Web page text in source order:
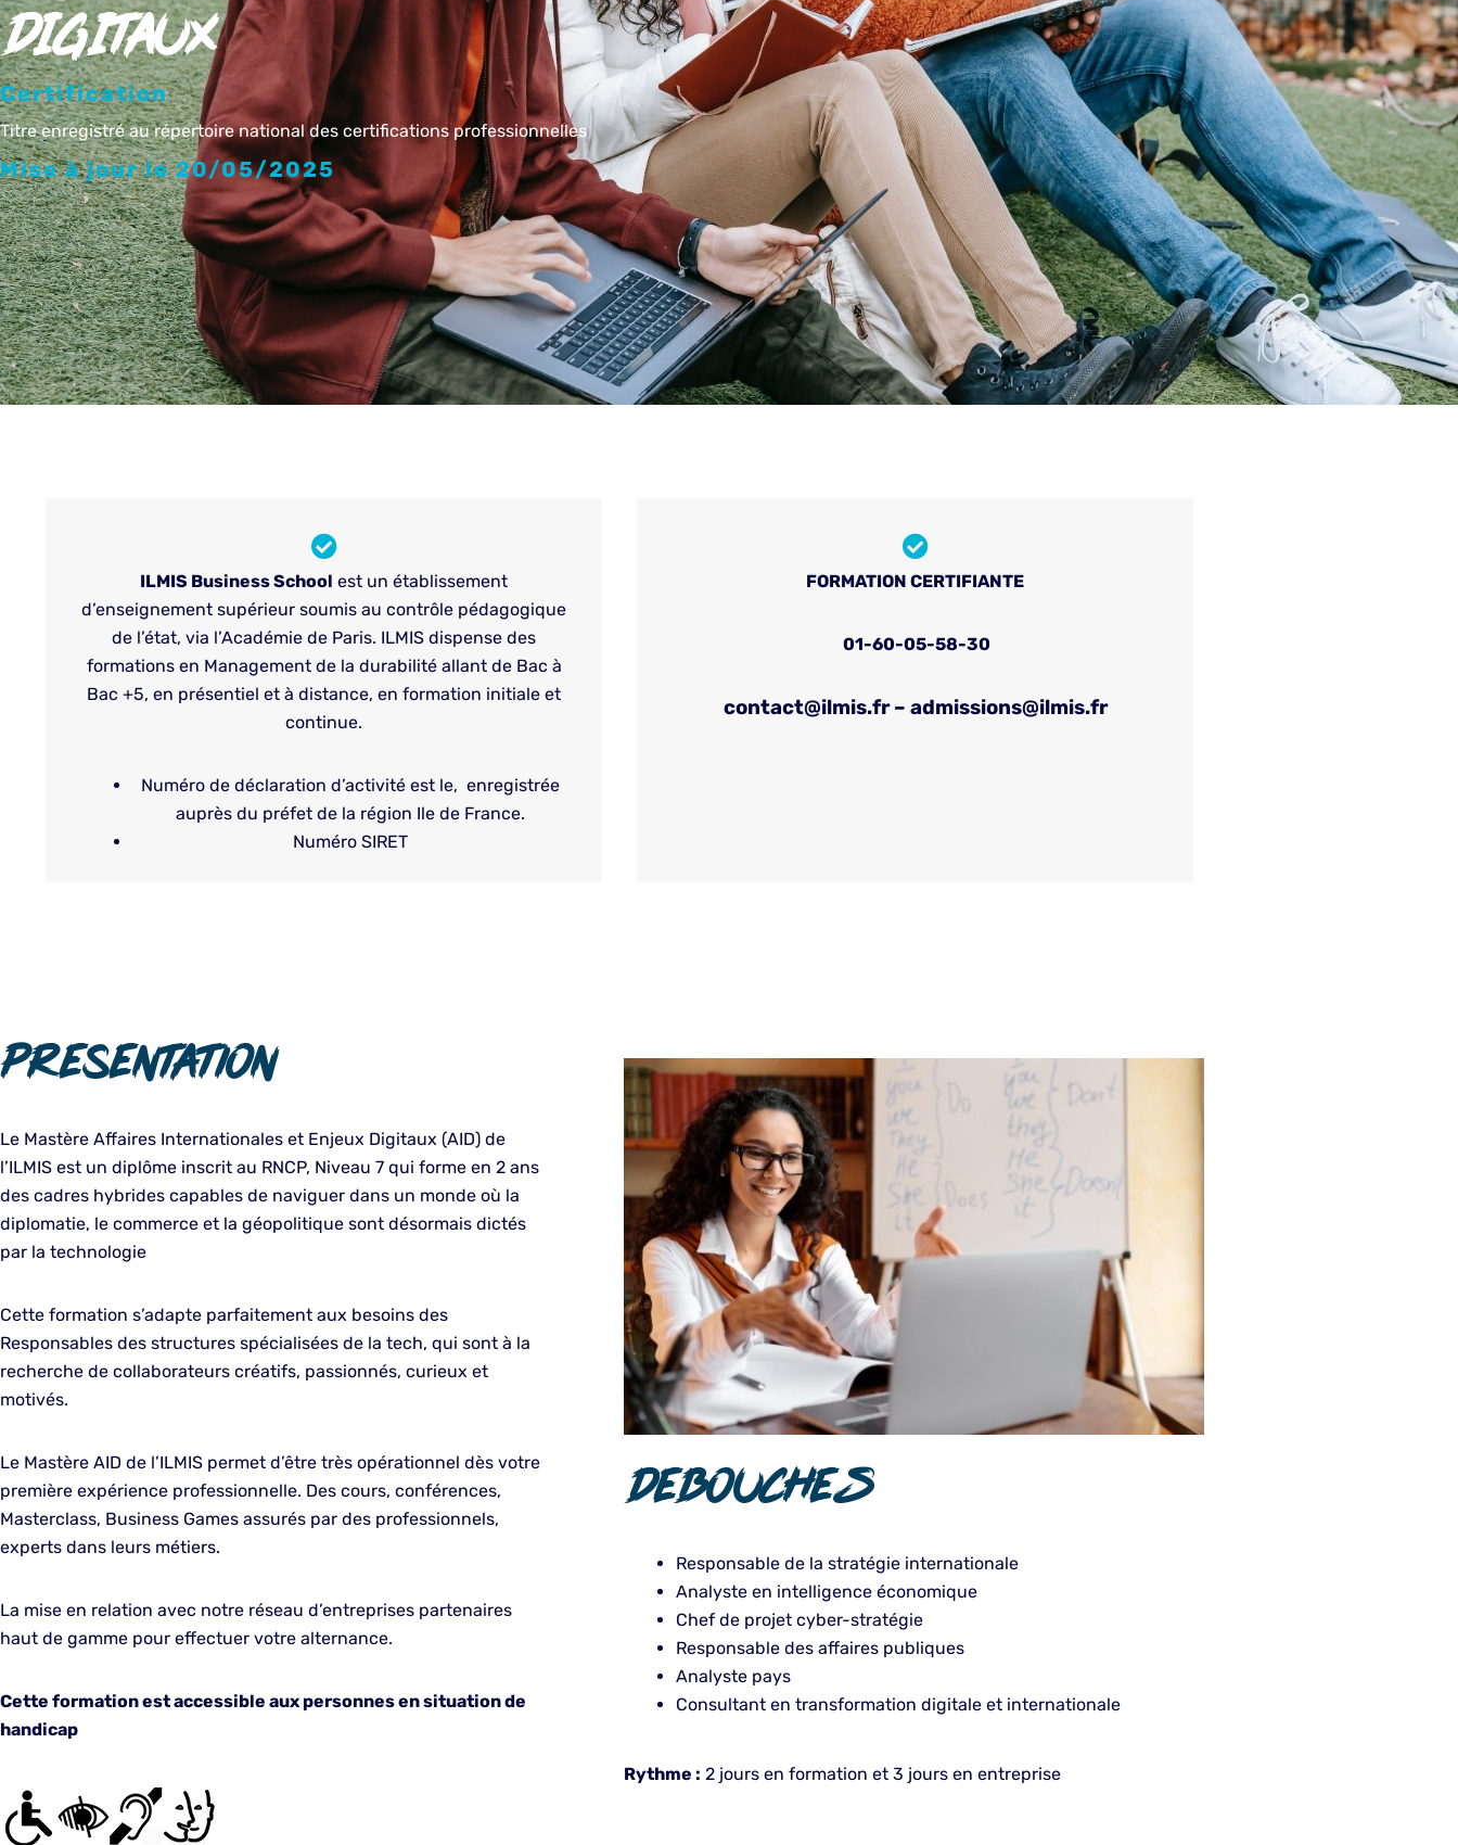
DIGITAUX
Certification
Titre enregistré au répertoire national des certifications professionnelles
Mise à jour le 20/05/2025
ILMIS Business School est un établissement
d’enseignement supérieur soumis au contrôle pédagogique
de l’état, via l’Académie de Paris. ILMIS dispense des
formations en Management de la durabilité allant de Bac à
Bac +5, en présentiel et à distance, en formation initiale et
continue.
Numéro de déclaration d’activité est le, enregistrée
auprès du préfet de la région Ile de France.
Numéro SIRET
FORMATION CERTIFIANTE
01-60-05-58-30
contact@ilmis.fr – admissions@ilmis.fr
Presentation
Le Mastère Affaires Internationales et Enjeux Digitaux (AID) de
l’ILMIS est un diplôme inscrit au RNCP, Niveau 7 qui forme en 2 ans
des cadres hybrides capables de naviguer dans un monde où la
diplomatie, le commerce et la géopolitique sont désormais dictés
par la technologie
Cette formation s’adapte parfaitement aux besoins des
Responsables des structures spécialisées de la tech, qui sont à la
recherche de collaborateurs créatifs, passionnés, curieux et
motivés.
Le Mastère AID de l’ILMIS permet d’être très opérationnel dès votre
première expérience professionnelle. Des cours, conférences,
Masterclass, Business Games assurés par des professionnels,
experts dans leurs métiers.
La mise en relation avec notre réseau d’entreprises partenaires
haut de gamme pour effectuer votre alternance.
Cette formation est accessible aux personnes en situation de
handicap
DEBOUCHES
Responsable de la stratégie internationale
Analyste en intelligence économique
Chef de projet cyber-stratégie
Responsable des affaires publiques
Analyste pays
Consultant en transformation digitale et internationale
Rythme : 2 jours en formation et 3 jours en entreprise